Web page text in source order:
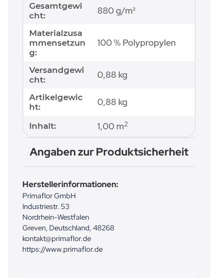
Gesamtgewi
cht:
880 g/m²
Materialzusa
mmensetzun
g:
100 % Polypropylen
Versandgewi
cht:
0,88 kg
Artikelgewic
ht:
0,88 kg
Inhalt: 1,00 m2
Angaben zur Produktsicherheit
Herstellerinformationen:
Primaflor GmbH
Industriestr. 53
Nordrhein-Westfalen
Greven, Deutschland, 48268
kontakt@primaflor.de
https://www.primaflor.de